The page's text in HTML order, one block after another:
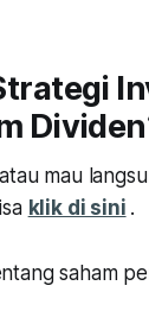
mau
klik di sini .
saham